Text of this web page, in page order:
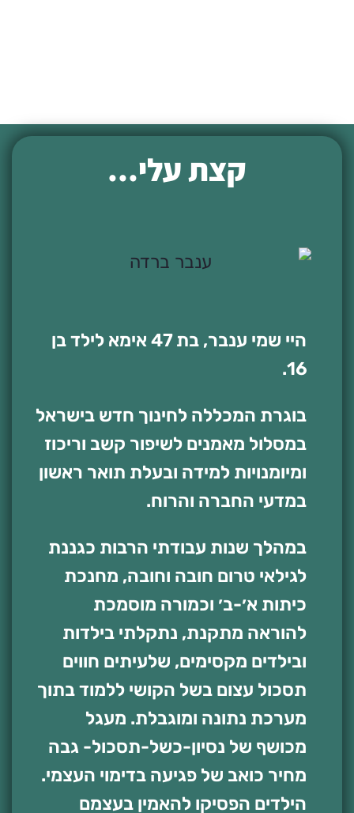
קצת עלי...
היי שמי ענבר, בת 47 אימא לילד בן
16.
בוגרת המכללה לחינוך חדש בישראל
במסלול מאמנים לשיפור קשב וריכוז
ומיומנויות למידה ובעלת תואר ראשון
במדעי החברה והרוח.
במהלך שנות עבודתי הרבות כגננת
לגילאי טרום חובה וחובה, מחנכת
כיתות א׳-ב׳ וכמורה מוסמכת
להוראה מתקנת, נתקלתי בילדות
ובילדים מקסימים, שלעיתים חווים
תסכול עצום בשל הקושי ללמוד בתוך
מערכת נתונה ומוגבלת. מעגל
מכושף של נסיון-כשל-תסכול- גבה
מחיר כואב של פגיעה בדימוי העצמי.
הילדים הפסיקו להאמין בעצמם